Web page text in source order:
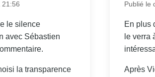
21:56
le silence
avec Sébastien
la transparence
Publié le
En plus
le verra
Après